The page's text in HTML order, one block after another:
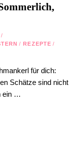
/
/ REZEPTE /
für dich:
Schätze sind nicht
ein …